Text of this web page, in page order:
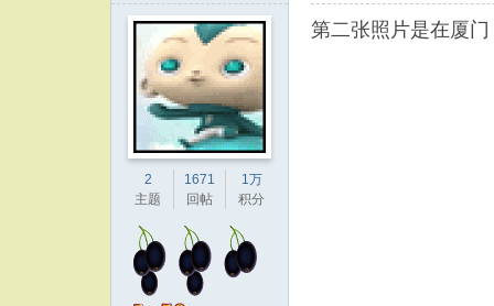
2
主题
1671
回帖
1万
积分
第二张照片是在厦门